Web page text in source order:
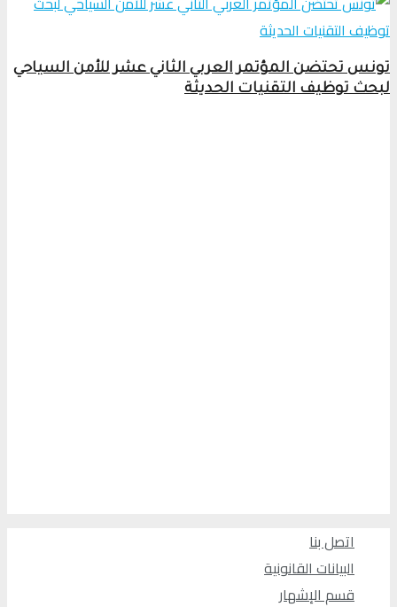
تونس تحتضن المؤتمر العربي الثاني عشر للأمن السياحي
لبحث توظيف التقنيات الحديثة
اتصل بنا
البيانات القانونية
قسم الإشهار